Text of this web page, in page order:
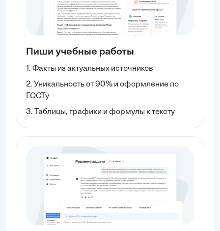
Пиши учебные работы
1. Факты из актуальных источников
2. Уникальность от 90% и оформление по
ГОСТу
3. Таблицы, графики и формулы к тексту